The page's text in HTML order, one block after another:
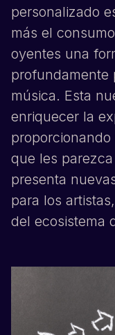
personalizado
más el
oyentes una
profundamente
música. Esta
enriquecer la
que les
presenta
para los
del ecosistema